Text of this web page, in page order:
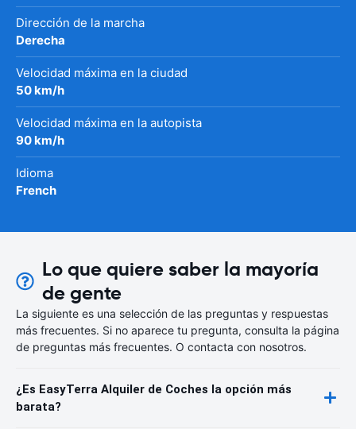
Dirección de la marcha
Derecha
Velocidad máxima en la ciudad
50 km/h
Velocidad máxima en la autopista
90 km/h
Idioma
French
Lo que quiere saber la mayoría
de gente
La siguiente es una selección de las preguntas y respuestas
más frecuentes. Si no aparece tu pregunta, consulta la página
de preguntas más frecuentes. O contacta con nosotros.
¿Es EasyTerra Alquiler de Coches la opción más
barata?